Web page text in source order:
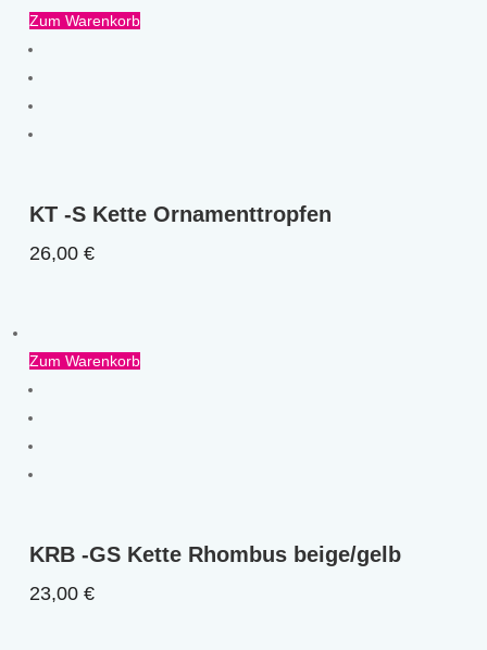
Zum Warenkorb
KT -S Kette Ornamenttropfen
26,00€
Zum Warenkorb
KRB -GS Kette Rhombus beige/gelb
23,00€